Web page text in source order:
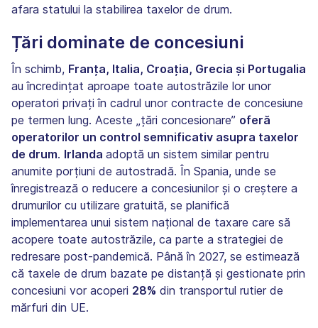
afara statului la stabilirea taxelor de drum.
Țări dominate de concesiuni
În schimb, Franța, Italia, Croația, Grecia și Portugalia
au încredințat aproape toate autostrăzile lor unor
operatori privați în cadrul unor contracte de concesiune
pe termen lung. Aceste „țări concesionare” oferă
operatorilor un control semnificativ asupra taxelor
de drum. Irlanda adoptă un sistem similar pentru
anumite porțiuni de autostradă. În Spania, unde se
înregistrează o reducere a concesiunilor și o creștere a
drumurilor cu utilizare gratuită, se planifică
implementarea unui sistem național de taxare care să
acopere toate autostrăzile, ca parte a strategiei de
redresare post-pandemică. Până în 2027, se estimează
că taxele de drum bazate pe distanță și gestionate prin
concesiuni vor acoperi 28% din transportul rutier de
mărfuri din UE.